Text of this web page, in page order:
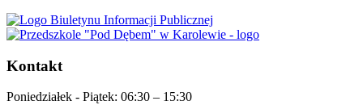
Kontakt
Poniedziałek - Piątek: 06:30 – 15:30